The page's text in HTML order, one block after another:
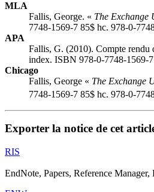
MLA
Fallis, George. « The Exchange
7748-1569-7 85$ hc. 978-0-
APA
Fallis, G. (2010). Compte rendu
index. ISBN 978-0-7748-1569-
Chicago
Fallis, George « The Exchange
7748-1569-7 85$ hc. 978-0-
Exporter la notice de cet
RIS
EndNote, Papers, Reference